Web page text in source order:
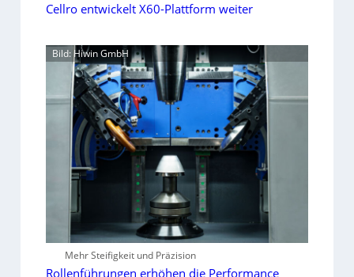
Cellro entwickelt X60-Plattform weiter
Bild: Hiwin GmbH
Mehr Steifigkeit und Präzision